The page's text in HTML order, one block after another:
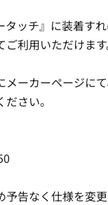
ッチ』に装着す
利用いただけます
ーカーページに
さい。
告なく仕様を変